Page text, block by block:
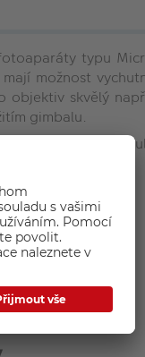
typu
možnost
objektiv skvělý
gimbalu.
má za následek
s drony.